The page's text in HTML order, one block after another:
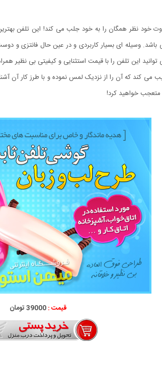
خود نظر همگان را به خود جلب می کند! این تلفن
باشد. وسیله ای بسیار کاربردی و در عین حال فانتزی
و کیفیتی بی نظیر همراه با 1 سال گارانتی معتبر شرکتی از فروشگاه میهن استور سفارش
کند که آن را از نزدیک لمس نموده و با طرز کار آن
متعجب خواهید کرد!
قیمت :39000 تومان